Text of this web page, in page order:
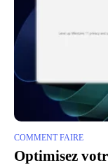
COMMENT FAIRE
Optimisez